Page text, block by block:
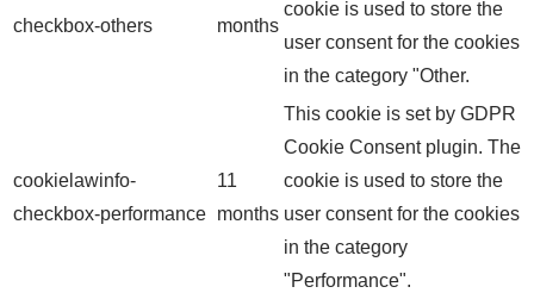
checkbox-others
months
cookie is used to store the
user consent for the cookies
in the category "Other.
cookielawinfo-
checkbox-performance
11
months
This cookie is set by GDPR
Cookie Consent plugin. The
cookie is used to store the
user consent for the cookies
in the category
"Performance".